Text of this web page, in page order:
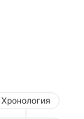
Хронология